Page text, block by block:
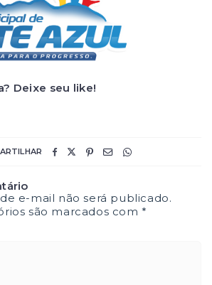
Deixe seu like!
e-mail não será publicado.
são marcados com*